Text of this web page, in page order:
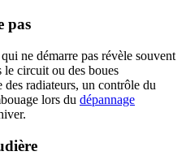
pas
ne démarre pas révèle souvent
circuit ou des boues
des radiateurs, un contrôle du
lors du dépannage